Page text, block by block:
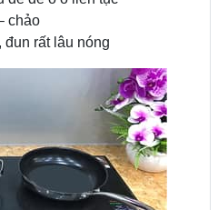
chảo
, đun rất lâu nóng